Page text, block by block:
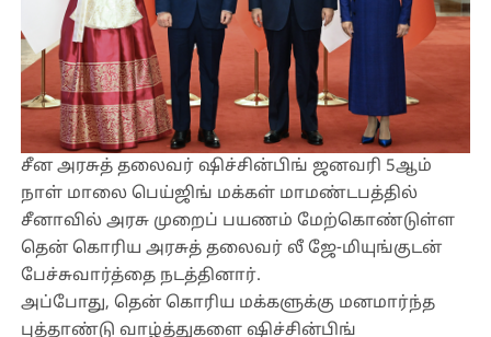
சீன அரசுத் தலைவர் ஷிச்சின்பிங் ஜனவரி 5ஆம்
நாள் மாலை பெய்ஜிங் மக்கள் மாமண்டபத்தில்
சீனாவில் அரசு முறைப் பயணம் மேற்கொண்டுள்ள
தென் கொரிய அரசுத் தலைவர் லீ ஜே-மியுங்குடன்
பேச்சுவார்த்தை நடத்தினார்.
அப்போது, தென் கொரிய மக்களுக்கு மனமார்ந்த
புத்தாண்டு வாழ்த்துகளை ஷிச்சின்பிங்